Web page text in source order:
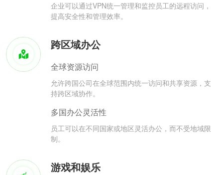
企业可以通过VPN统一管理和监控员工的远程访问，
提高安全性和管理效率。
跨区域办公
全球资源访问
允许跨国公司在全球范围内统一访问和共享资源，支
持跨区域协作。
多国办公灵活性
员工可以在不同国家或地区灵活办公，而不受地域限
制。
游戏和娱乐